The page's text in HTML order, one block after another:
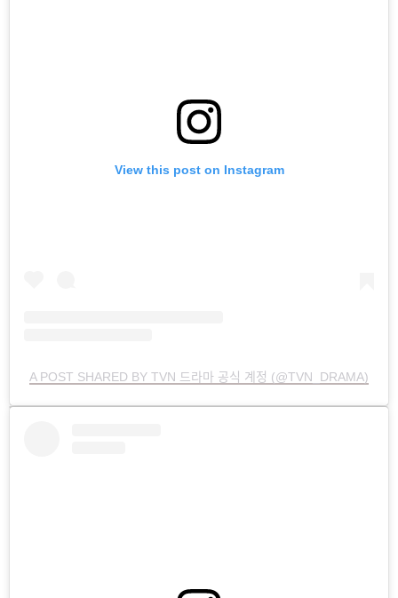
View this post on Instagram
A POST SHARED BY TVN 드라마 공식 계정 (@TVN_DRAMA)